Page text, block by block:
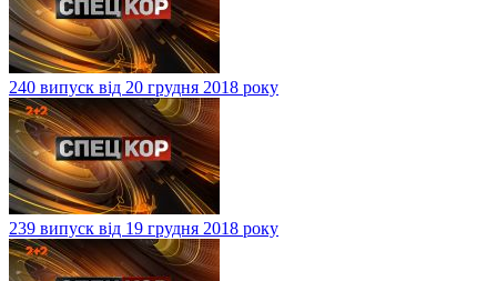
240 випуск від 20 грудня 2018 року
239 випуск від 19 грудня 2018 року